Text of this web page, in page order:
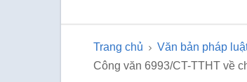
Trang chủ
Văn bản pháp
Công văn 6993/CT-TTHT về